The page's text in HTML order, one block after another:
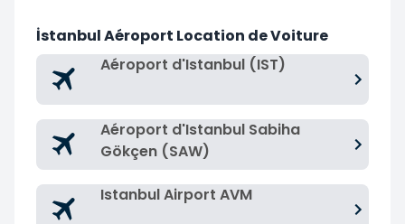
İstanbul Aéroport Location de Voiture
Aéroport d'Istanbul (IST)
Aéroport d'Istanbul Sabiha
Gökçen (SAW)
Istanbul Airport AVM